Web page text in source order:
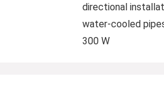
directional
water-cooled
300 W